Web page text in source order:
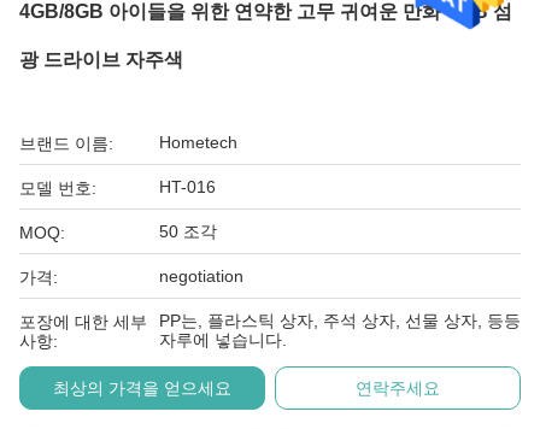
4GB/8GB 아이들을 위한 연약한 고무 귀여운 만화 USB 섬
광 드라이브 자주색
브랜드 이름: Hometech
모델 번호: HT-016
MOQ: 50 조각
가격: negotiation
포장에 대한 세부
사항:
PP는, 플라스틱 상자, 주석 상자, 선물 상자, 등등
자루에 넣습니다.
최상의 가격을 얻으세요 연락주세요